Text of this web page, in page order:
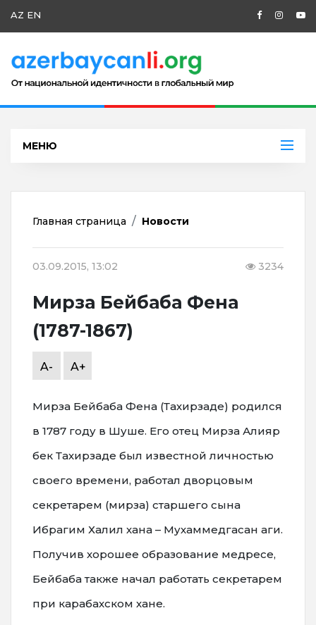
AZ EN
МЕНЮ
Главная страница Новости
03.09.2015, 13:02 3234
Мирза Бейбаба Фена
(1787-1867)
A- A+
Мирза Бейбаба Фена (Тахирзаде) родился
в 1787 году в Шуше. Его отец Мирза Алияр
бек Тахирзаде был известной личностью
своего времени, работал дворцовым
секретарем (мирза) старшего сына
Ибрагим Халил хана – Мухаммедгасан аги.
Получив хорошее образование медресе,
Бейбаба также начал работать секретарем
при карабахском хане.